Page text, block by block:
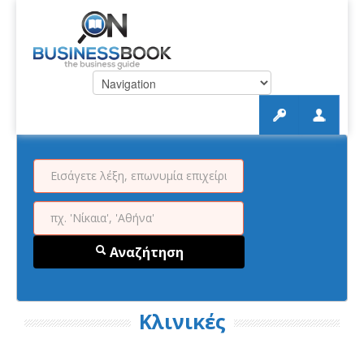
Αναζήτηση
Κλινικές